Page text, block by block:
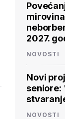
2027.
NOVOSTI
Novi
seniore:
NOVOSTI